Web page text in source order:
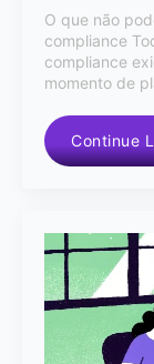
O que não
compliance
compliance
momento de
Continue